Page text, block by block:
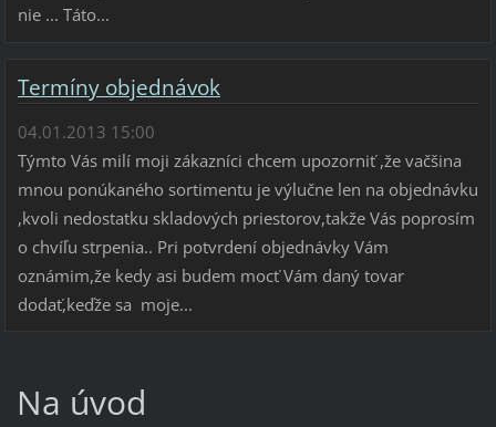
nie ... Táto...
Termíny objednávok
04.01.2013 15:00
Týmto Vás milí moji zákazníci chcem upozorniť ,že vačšina
mnou ponúkaného sortimentu je výlučne len na objednávku
,kvoli nedostatku skladových priestorov,takže Vás poprosím
o chvíľu strpenia.. Pri potvrdení objednávky Vám
oznámim,že kedy asi budem mocť Vám daný tovar
dodať,keďže sa moje...
Na úvod